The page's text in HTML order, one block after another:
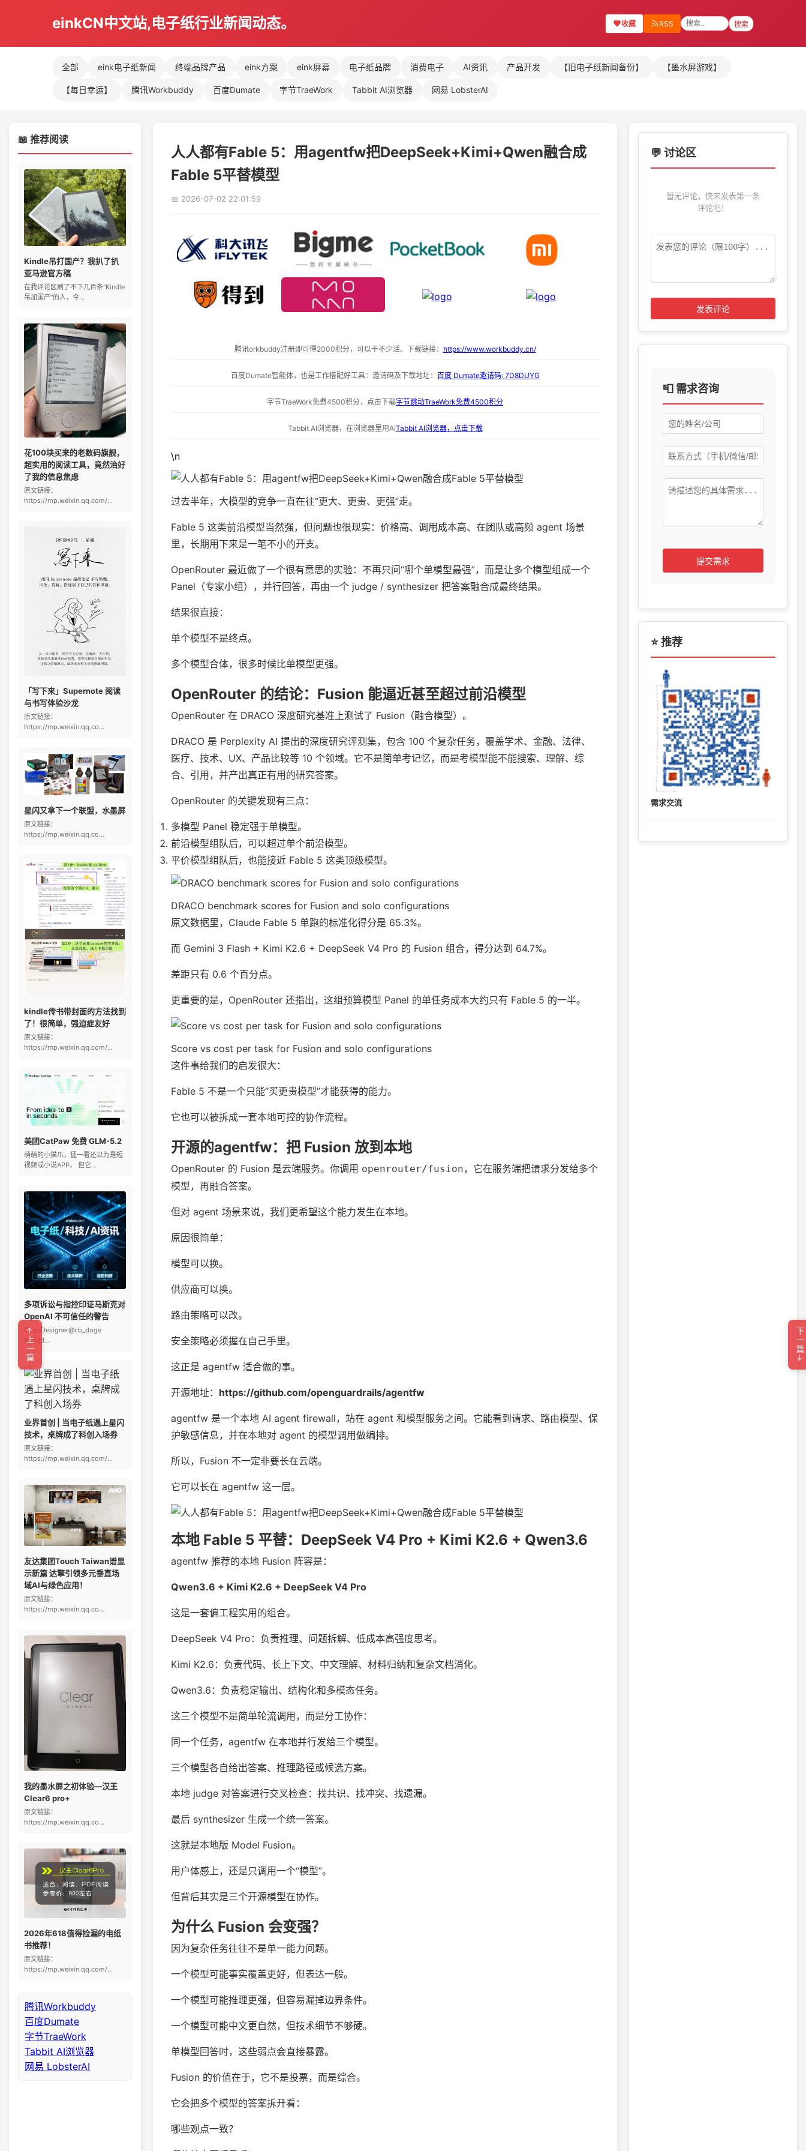
einkCN中文站,电子纸行业新闻动态。 收藏 RSS 搜索
全部 eink电子纸新闻 终端品牌产品 eink方案 eink屏幕 电子纸品牌 消费电子 AI资讯 产品开发 【旧电子纸新闻备份】 【墨水屏游戏】
【每日幸运】 腾讯Workbuddy 百度Dumate 字节TraeWork Tabbit AI浏览器 网易 LobsterAI
📖 推荐阅读
Kindle吊打国产？我扒了扒
亚马逊官方稿
在我评论区刷了不下几百条"Kindle
吊加国产"的人，今...
花100块买来的老数码旗舰，
超实用的阅读工具，竟然治好
了我的信息焦虑
原文链接：
https://mp.weixin.qq.com/...
「写下来」Supernote 阅读
与书写体验沙龙
原文链接：
https://mp.weixin.qq.co...
星闪又拿下一个联盟，水墨屏
原文链接：
https://mp.weixin.qq.co...
kindle传书带封面的方法找到
了！很简单，强迫症友好
原文链接：
https://mp.weixin.qq.com/...
美团CatPaw 免费 GLM-5.2
萌萌的小猫爪，猛一看还以为是短
视频或小说APP。 但它...
多项诉讼与指控印证马斯克对
OpenAI 不可信任的警告
DogeDesigner@cb_doge
&midd...
业界首创 | 当电子纸遇上星闪
技术，桌牌成了科创入场券
原文链接：
https://mp.weixin.qq.com/...
友达集团Touch Taiwan谱显
示新篇 达擎引领多元垂直场
域AI与绿色应用！
原文链接：
https://mp.weixin.qq.co...
我的墨水屏之初体验—汉王
Clear6 pro+
原文链接：
https://mp.weixin.qq.co...
2026年618值得捡漏的电纸
书推荐！
原文链接：
https://mp.weixin.qq.com/...
腾讯Workbuddy
百度Dumate
字节TraeWork
Tabbit AI浏览器
网易 LobsterAI
人人都有Fable 5：用agentfw把DeepSeek+Kimi+Qwen融合成
Fable 5平替模型
📅 2026-07-02 22:01:59
腾讯orkbuddy注册即可得2000积分，可以干不少活。下载链接： https://www.workbuddy.cn/
百度Dumate智能体，也是工作搭配好工具：邀请码及下载地址： 百度 Dumate邀请码: 7D8DUYG
字节TraeWork免费4500积分，点击下载字节跳动TraeWork免费4500积分
Tabbit AI浏览器，在浏览器里用AITabbit AI浏览器，点击下载
\n
过去半年，大模型的竞争一直在往“更大、更贵、更强”走。
Fable 5 这类前沿模型当然强，但问题也很现实：价格高、调用成本高、在团队或高频 agent 场景
里，长期用下来是一笔不小的开支。
OpenRouter 最近做了一个很有意思的实验：不再只问“哪个单模型最强”，而是让多个模型组成一个
Panel（专家小组），并行回答，再由一个 judge / synthesizer 把答案融合成最终结果。
结果很直接：
单个模型不是终点。
多个模型合体，很多时候比单模型更强。
OpenRouter 的结论：Fusion 能逼近甚至超过前沿模型
OpenRouter 在 DRACO 深度研究基准上测试了 Fusion（融合模型）。
DRACO 是 Perplexity AI 提出的深度研究评测集，包含 100 个复杂任务，覆盖学术、金融、法律、
医疗、技术、UX、产品比较等 10 个领域。它不是简单考记忆，而是考模型能不能搜索、理解、综
合、引用，并产出真正有用的研究答案。
OpenRouter 的关键发现有三点：
多模型 Panel 稳定强于单模型。
前沿模型组队后，可以超过单个前沿模型。
平价模型组队后，也能接近 Fable 5 这类顶级模型。
DRACO benchmark scores for Fusion and solo configurations
原文数据里，Claude Fable 5 单跑的标准化得分是 65.3%。
而 Gemini 3 Flash + Kimi K2.6 + DeepSeek V4 Pro 的 Fusion 组合，得分达到 64.7%。
差距只有 0.6 个百分点。
更重要的是，OpenRouter 还指出，这组预算模型 Panel 的单任务成本大约只有 Fable 5 的一半。
Score vs cost per task for Fusion and solo configurations
这件事给我们的启发很大：
Fable 5 不是一个只能“买更贵模型”才能获得的能力。
它也可以被拆成一套本地可控的协作流程。
开源的agentfw：把 Fusion 放到本地
OpenRouter 的 Fusion 是云端服务。你调用 openrouter/fusion，它在服务端把请求分发给多个
模型，再融合答案。
但对 agent 场景来说，我们更希望这个能力发生在本地。
原因很简单：
模型可以换。
供应商可以换。
路由策略可以改。
安全策略必须握在自己手里。
这正是 agentfw 适合做的事。
开源地址： https://github.com/openguardrails/agentfw
agentfw 是一个本地 AI agent firewall，站在 agent 和模型服务之间。它能看到请求、路由模型、保
护敏感信息，并在本地对 agent 的模型调用做编排。
所以，Fusion 不一定非要长在云端。
它可以长在 agentfw 这一层。
本地 Fable 5 平替：DeepSeek V4 Pro + Kimi K2.6 + Qwen3.6
agentfw 推荐的本地 Fusion 阵容是：
Qwen3.6 + Kimi K2.6 + DeepSeek V4 Pro
这是一套偏工程实用的组合。
DeepSeek V4 Pro：负责推理、问题拆解、低成本高强度思考。
Kimi K2.6：负责代码、长上下文、中文理解、材料归纳和复杂文档消化。
Qwen3.6：负责稳定输出、结构化和多模态任务。
这三个模型不是简单轮流调用，而是分工协作：
同一个任务，agentfw 在本地并行发给三个模型。
三个模型各自给出答案、推理路径或候选方案。
本地 judge 对答案进行交叉检查：找共识、找冲突、找遗漏。
最后 synthesizer 生成一个统一答案。
这就是本地版 Model Fusion。
用户体感上，还是只调用一个“模型”。
但背后其实是三个开源模型在协作。
为什么 Fusion 会变强？
因为复杂任务往往不是单一能力问题。
一个模型可能事实覆盖更好，但表达一般。
一个模型可能推理更强，但容易漏掉边界条件。
一个模型可能中文更自然，但技术细节不够硬。
单模型回答时，这些弱点会直接暴露。
Fusion 的价值在于，它不是投票，而是综合。
它会把多个模型的答案拆开看：
哪些观点一致？
💬 讨论区
暂无评论，快来发表第一条
评论吧！
发表评论
📮 需求咨询
提交需求
⭐ 推荐
需求交流
←上一篇 下一篇→